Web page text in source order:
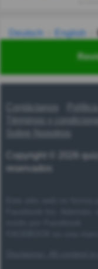
Deutsch English
Contáctanos
Términos y
Copyright © 2026
reservados